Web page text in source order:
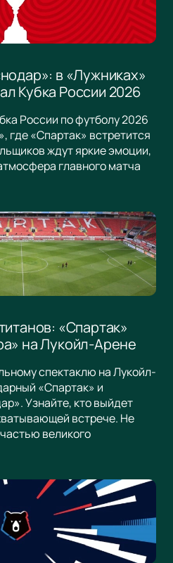
в «Лужниках»
Кубка России 2026
России по футболу 2026
где «Спартак» встретится
ждут яркие эмоции,
главного матча
«Спартак»
на Лукойл-Арене
спектаклю на Лукойл-
«Спартак» и
Узнайте, кто выйдет
встрече. Не
великого